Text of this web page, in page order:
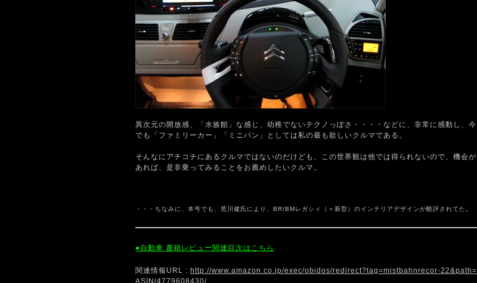
異次元の開放感、「水族館」な感じ、幼稚でないテクノっぽさ・・・・などに、非常に感動し、今
でも「ファミリーカー」「ミニバン」としては私の最も欲しいクルマである。
そんなにアチコチにあるクルマではないのだけども、この世界観は他では得られないので、機会が
あれば、是非乗ってみることをお薦めしたいクルマ。
・・・ちなみに、本号でも、荒川健氏により、BR/BMレガシィ（＝新型）のインテリアデザインが酷評されてた。
●自動車 書籍レビュー関連目次はこちら
関連情報URL : http://www.amazon.co.jp/exec/obidos/redirect?tag=mistbahnrecor-22&path=
ASIN/4779608430/